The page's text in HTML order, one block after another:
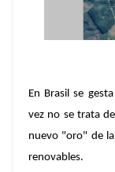
En Brasil se
vez no se trata
nuevo "oro" de
renovables.